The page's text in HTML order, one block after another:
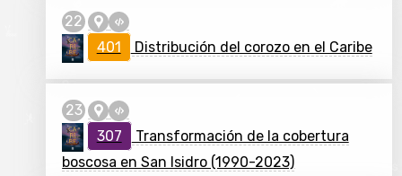
401 Distribución del corozo en el Caribe
307
Transformación de la cobertura
boscosa en San Isidro (1990-2023)